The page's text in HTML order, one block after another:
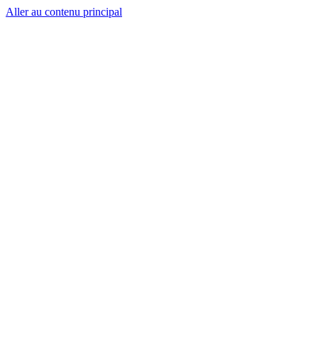
Aller au contenu principal